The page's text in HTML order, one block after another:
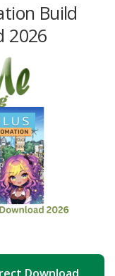
Build
2026